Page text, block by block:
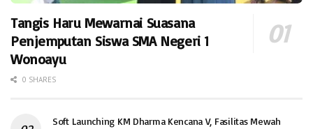
Tangis Haru Mewarnai Suasana
Penjemputan Siswa SMA Negeri 1
Wonoayu
0 SHARES
Soft Launching KM Dharma Kencana V, Fasilitas Mewah